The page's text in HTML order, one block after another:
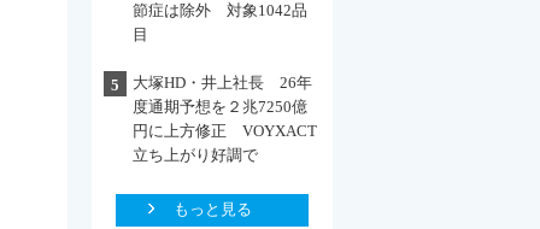
節症は除外 対象1042品
目
5
大塚HD・井上社長 26年
度通期予想を２兆7250億
円に上方修正 VOYXACT
立ち上がり好調で
もっと見る